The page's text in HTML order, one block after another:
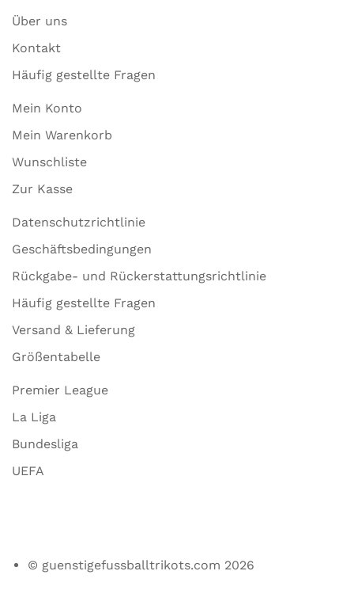
Über uns
Kontakt
Häufig gestellte Fragen
Mein Konto
Mein Warenkorb
Wunschliste
Zur Kasse
Datenschutzrichtlinie
Geschäftsbedingungen
Rückgabe- und Rückerstattungsrichtlinie
Häufig gestellte Fragen
Versand & Lieferung
Größentabelle
Premier League
La Liga
Bundesliga
UEFA
© guenstigefussballtrikots.com 2026